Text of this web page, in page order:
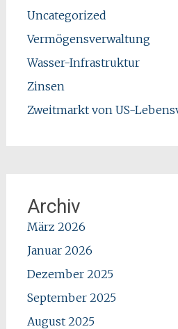
Uncategorized
Vermögensverwaltung
Wasser-Infrastruktur
Zinsen
Zweitmarkt von US-
Archiv
März 2026
Januar 2026
Dezember 2025
September 2025
August 2025